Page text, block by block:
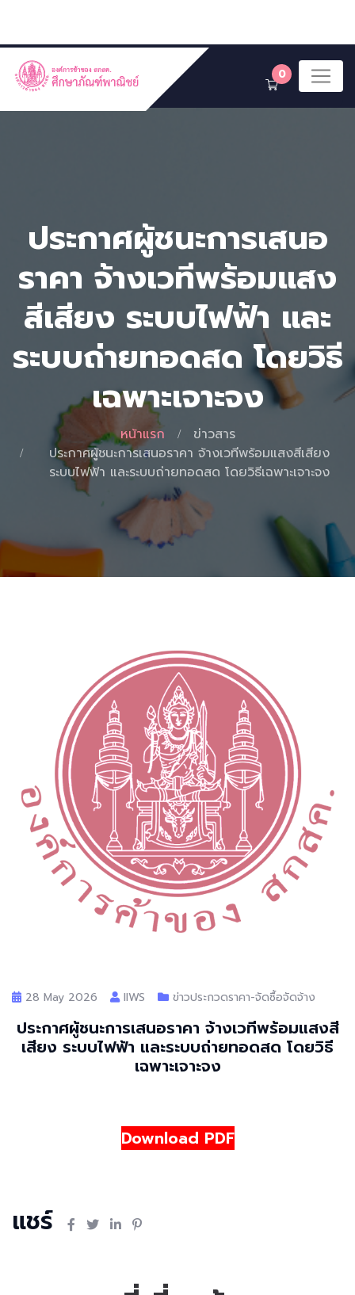
0
ประกาศผู้ชนะการเสนอ
ราคา จ้างเวทีพร้อมแสง
สีเสียง ระบบไฟฟ้า และ
ระบบถ่ายทอดสด โดยวิธี
เฉพาะเจาะจง
หน้าแรก
ข่าวสาร
ประกาศผู้ชนะการเสนอราคา จ้างเวทีพร้อมแสงสีเสียง
ระบบไฟฟ้า และระบบถ่ายทอดสด โดยวิธีเฉพาะเจาะจง
28 May 2026 llWS ข่าวประกวดราคา-จัดซื้อจัดจ้าง
ประกาศผู้ชนะการเสนอราคา จ้างเวทีพร้อมแสงสี
เสียง ระบบไฟฟ้า และระบบถ่ายทอดสด โดยวิธี
เฉพาะเจาะจง
Download PDF
แชร์